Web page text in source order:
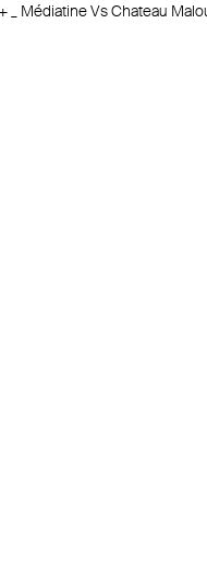
_ Médiatine Vs Chateau